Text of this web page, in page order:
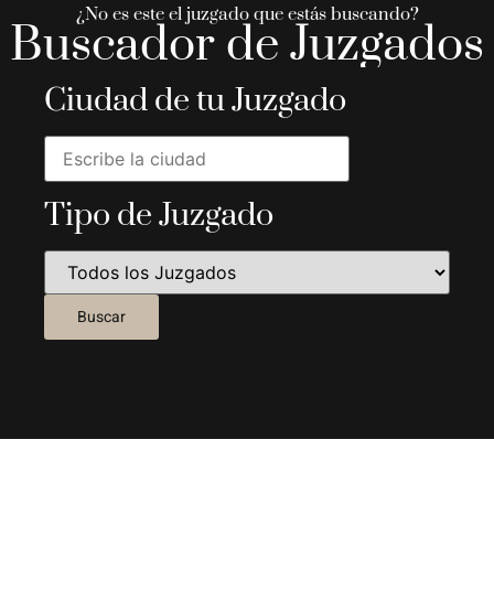
¿No es este el juzgado que estás buscando?
Buscador de Juzgados
Ciudad de tu Juzgado
Tipo de Juzgado